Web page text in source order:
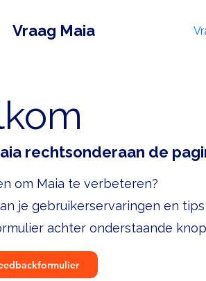
Vraag Maia
rechtsonderaan de
om Maia te verbeteren?
je gebruikerservaringen en
achter onderstaande knop